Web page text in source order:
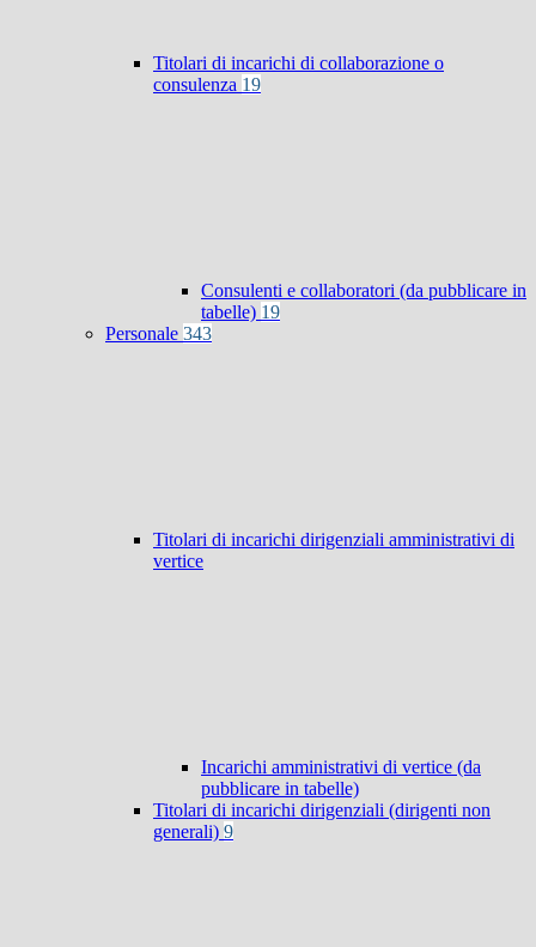
Titolari di incarichi di collaborazione o
consulenza 19
Consulenti e collaboratori (da pubblicare in
tabelle) 19
Personale 343
Titolari di incarichi dirigenziali amministrativi di
vertice
Incarichi amministrativi di vertice (da
pubblicare in tabelle)
Titolari di incarichi dirigenziali (dirigenti non
generali) 9